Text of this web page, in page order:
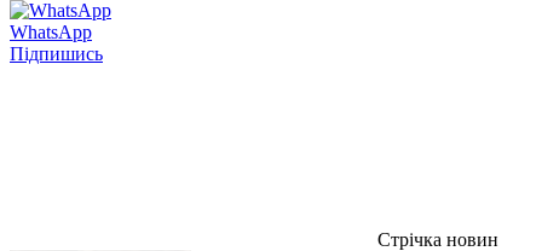
WhatsApp
Підпишись
Стрічка новин